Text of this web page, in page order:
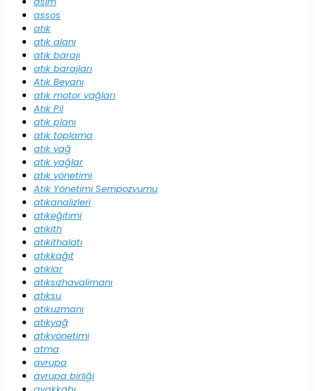
assos
atık
atık alanı
atık barajı
atık barajları
Atık Beyanı
atık motor yağları
Atık Pil
atık planı
atık toplama
atık yağ
atık yağlar
atık yönetimi
Atık Yönetimi Sempozyumu
atıkanalizleri
atıkeğitimi
atıkith
atıkithalatı
atıkkağıt
atıklar
atıksızhavalimanı
atıksu
atıkuzmanı
atıkyağ
atıkyönetimi
atma
avrupa
avrupa birliği